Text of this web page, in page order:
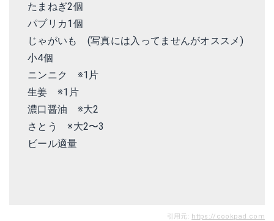
たまねぎ2個
パプリカ1個
じゃがいも (写真には入ってませんがオススメ)
小4個
ニンニク ※1片
生姜 ※1片
濃口醤油 ※大2
さとう ※大2〜3
ビール適量
引用元: https://cookpad.com